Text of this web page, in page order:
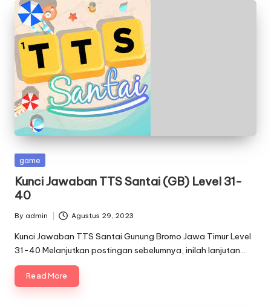
Posted
game
Kunci Jawaban TTS Santai (GB) Level 31-
40
Posted
by
By admin Agustus 29, 2023
Kunci Jawaban TTS Santai Gunung Bromo Jawa Timur Level
31-40 Melanjutkan postingan sebelumnya, inilah lanjutan…
Read More